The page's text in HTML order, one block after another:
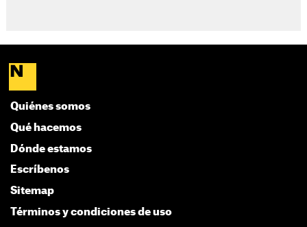
Quiénes somos
Qué hacemos
Dónde estamos
Escríbenos
Sitemap
Términos y condiciones de uso